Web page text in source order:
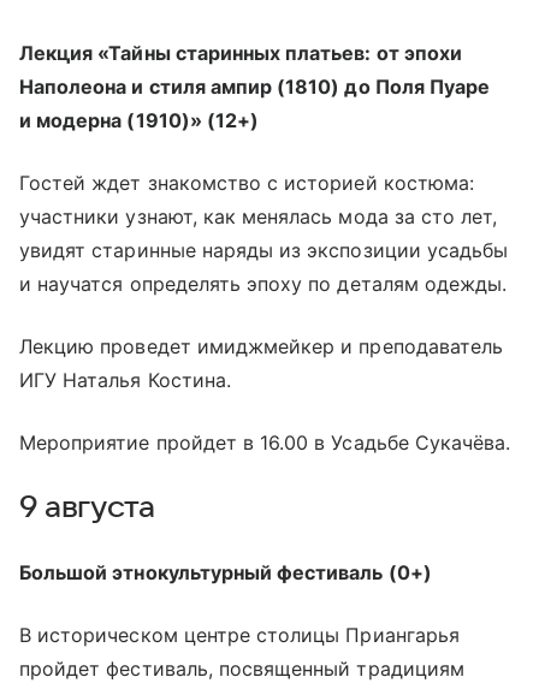
Лекция «Тайны старинных платьев: от эпохи
Наполеона и стиля ампир (1810) до Поля Пуаре
и модерна (1910)» (12+)
Гостей ждет знакомство с историей костюма:
участники узнают, как менялась мода за сто лет,
увидят старинные наряды из экспозиции усадьбы
и научатся определять эпоху по деталям одежды.
Лекцию проведет имиджмейкер и преподаватель
ИГУ Наталья Костина.
Мероприятие пройдет в 16.00 в Усадьбе Сукачёва.
9 августа
Большой этнокультурный фестиваль (0+)
В историческом центре столицы Приангарья
пройдет фестиваль, посвященный традициям